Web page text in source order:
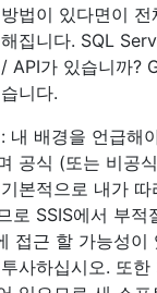
법이 있다면이
집니다. SQL
API가 있습니까?
니다.
내 배경을 언급해
공식 (또는 비공
본적으로 내가
로 SSIS에서 부
접근 할 가능성이
사하십시오. 또